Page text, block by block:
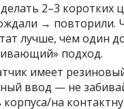
2–3 коротких
→ повторили.
лучше, чем один
подход.
имеет
ввод — не
корпуса/на